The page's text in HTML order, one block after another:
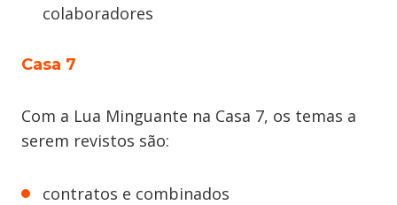
colaboradores
Casa 7
Com a Lua Minguante na Casa 7, os temas a
serem revistos são:
contratos e combinados